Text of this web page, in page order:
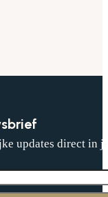
updates direct in